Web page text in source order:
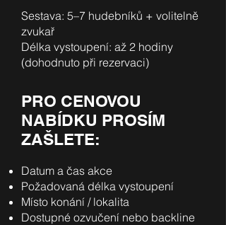
Sestava: 5–7 hudebníků + volitelně
zvukař
Délka vystoupení: až 2 hodiny
(dohodnuto při rezervaci)
PRO CENOVOU
NABÍDKU PROSÍM
ZAŠLETE:
Datum a čas akce
Požadovaná délka vystoupení
Místo konání / lokalita
Dostupné ozvučení nebo backline